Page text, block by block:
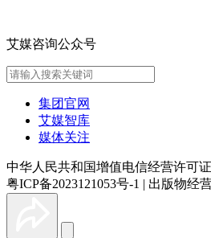
艾媒咨询公众号
集团官网
艾媒智库
媒体关注
中华人民共和国增值电信经营许可
粤ICP备2023121053号-1 | 出版物经